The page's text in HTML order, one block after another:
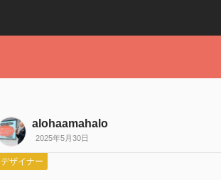
alohaamahalo
2025年5月30日
デザイナー